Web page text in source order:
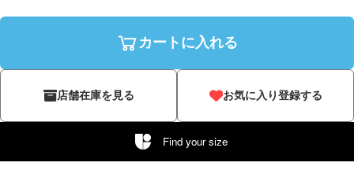
カートに入れる
店舗在庫を見る お気に入り登録する
Find your size